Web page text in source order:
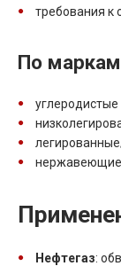
требования к
По
нержавеющие
Нефтегаз: